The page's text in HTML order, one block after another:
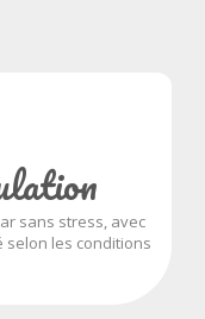
sans stress, avec
les conditions